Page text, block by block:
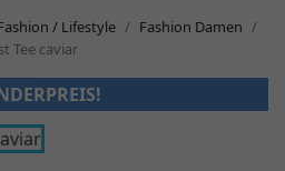
/ Lifestyle
Fashion Damen
Tee caviar